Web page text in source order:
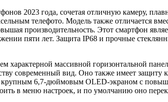
2023 года, сочетая отличную камеру,
телефото. Модель также отличается
производительность. Этот смартфон
пяти лет. Защита IP68 и прочные
характерной массивной горизонтальной
современный вид. Оно также имеет защиту
крупным 6,7-дюймовым OLED-экраном с
в меню настроек, и по умолчанию оно